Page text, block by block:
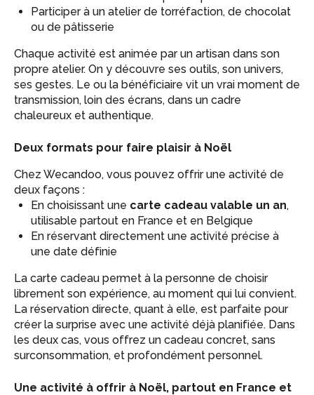
Participer à un atelier de torréfaction, de chocolat
ou de pâtisserie
Chaque activité est animée par un artisan dans son
propre atelier. On y découvre ses outils, son univers,
ses gestes. Le ou la bénéficiaire vit un vrai moment de
transmission, loin des écrans, dans un cadre
chaleureux et authentique.
Deux formats pour faire plaisir à Noël
Chez Wecandoo, vous pouvez offrir une activité de
deux façons :
En choisissant une carte cadeau valable un an,
utilisable partout en France et en Belgique
En réservant directement une activité précise à
une date définie
La carte cadeau permet à la personne de choisir
librement son expérience, au moment qui lui convient.
La réservation directe, quant à elle, est parfaite pour
créer la surprise avec une activité déjà planifiée. Dans
les deux cas, vous offrez un cadeau concret, sans
surconsommation, et profondément personnel.
Une activité à offrir à Noël, partout en France et